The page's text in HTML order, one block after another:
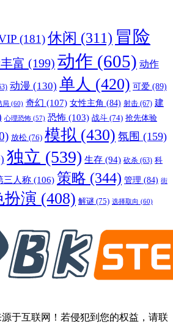
(181)休闲 (311) 冒险
富 (199) 动作 (605) 动作
动漫 (130) 单人 (420) 可爱 (89)
局 (60) 奇幻 (107) 女性主角 (84) 射击 (67) 建
心理恐怖 (57) 恐怖 (103) 战斗 (74) 抢先体验
放松 (76) 模拟 (430) 氛围 (159)
独立 (539) 生存 (94) 砍杀 (63) 科
三人称 (106) 策略 (344) 管理 (84) 街
扮演 (408) 解谜 (75) 选择取向 (60)
于互联网！若侵犯到您的权益，请联